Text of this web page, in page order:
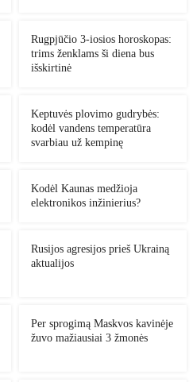
Rugpjūčio 3-iosios horoskopas:
trims ženklams ši diena bus
išskirtinė
Keptuvės plovimo gudrybės:
kodėl vandens temperatūra
svarbiau už kempinę
Kodėl Kaunas medžioja
elektronikos inžinierius?
Rusijos agresijos prieš Ukrainą
aktualijos
Per sprogimą Maskvos kavinėje
žuvo mažiausiai 3 žmonės